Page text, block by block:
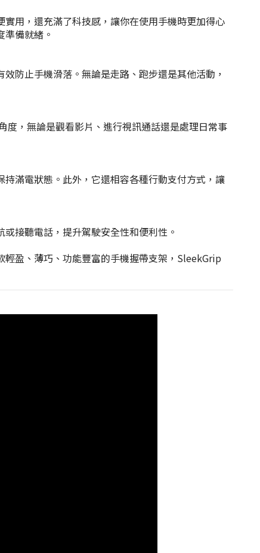
用，還充滿了科技感，讓你在使用手機時更加得心
備就緒。
防止手機滑落。無論是走路、跑步還是其他活動，
度，無論是觀看影片、進行視訊通話還是處理日常事
滿電狀態。此外，它還相容各種行動支付方式，讓
接聽電話，提升駕駛安全性和便利性。
盈、薄巧、功能豐富的手機握帶支架，SleekGrip